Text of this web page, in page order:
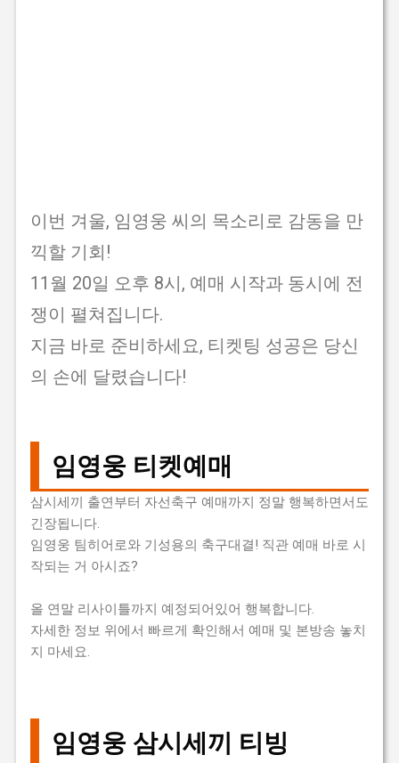
이번 겨울, 임영웅 씨의 목소리로 감동을 만
끽할 기회!
11월 20일 오후 8시, 예매 시작과 동시에 전
쟁이 펼쳐집니다.
지금 바로 준비하세요, 티켓팅 성공은 당신
의 손에 달렸습니다!
임영웅 티켓예매
삼시세끼 출연부터 자선축구 예매까지 정말 행복하면서도
긴장됩니다.
임영웅 팀히어로와 기성용의 축구대결! 직관 예매 바로 시
작되는 거 아시죠?
올 연말 리사이틀까지 예정되어있어 행복합니다.
자세한 정보 위에서 빠르게 확인해서 예매 및 본방송 놓치
지 마세요.
임영웅 삼시세끼 티빙